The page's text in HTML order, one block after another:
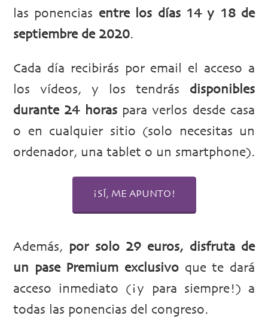
las ponencias entre los días 14 y 18 de
septiembre de 2020.
Cada día recibirás por email el acceso a
los vídeos, y los tendrás disponibles
durante 24 horaspara verlos desde casa
o en cualquier sitio (solo necesitas un
ordenador, una tablet o un smartphone).
¡SÍ, ME APUNTO!
Además, por solo 29 euros, disfruta de
un pase Premium exclusivo que te dará
acceso inmediato (¡y para siempre!) a
todas las ponencias del congreso.